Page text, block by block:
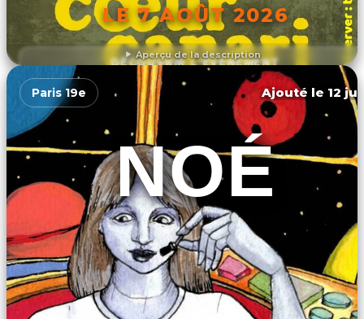
Aperçu de la description
LE 7 AOÛT 2026
DÉCOUVRIR L'ÉVÉNEMENT
Paris 19e Ajouté le 12
NOÉ